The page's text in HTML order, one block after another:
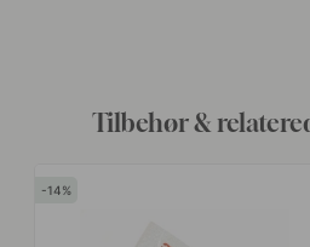
Tilbehør &
14